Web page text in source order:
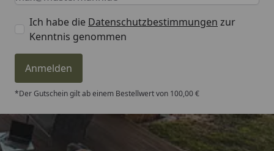
Ich habe die Datenschutzbestimmungen zur
Kenntnis genommen
Anmelden
*Der Gutschein gilt ab einem Bestellwert von 100,00 €